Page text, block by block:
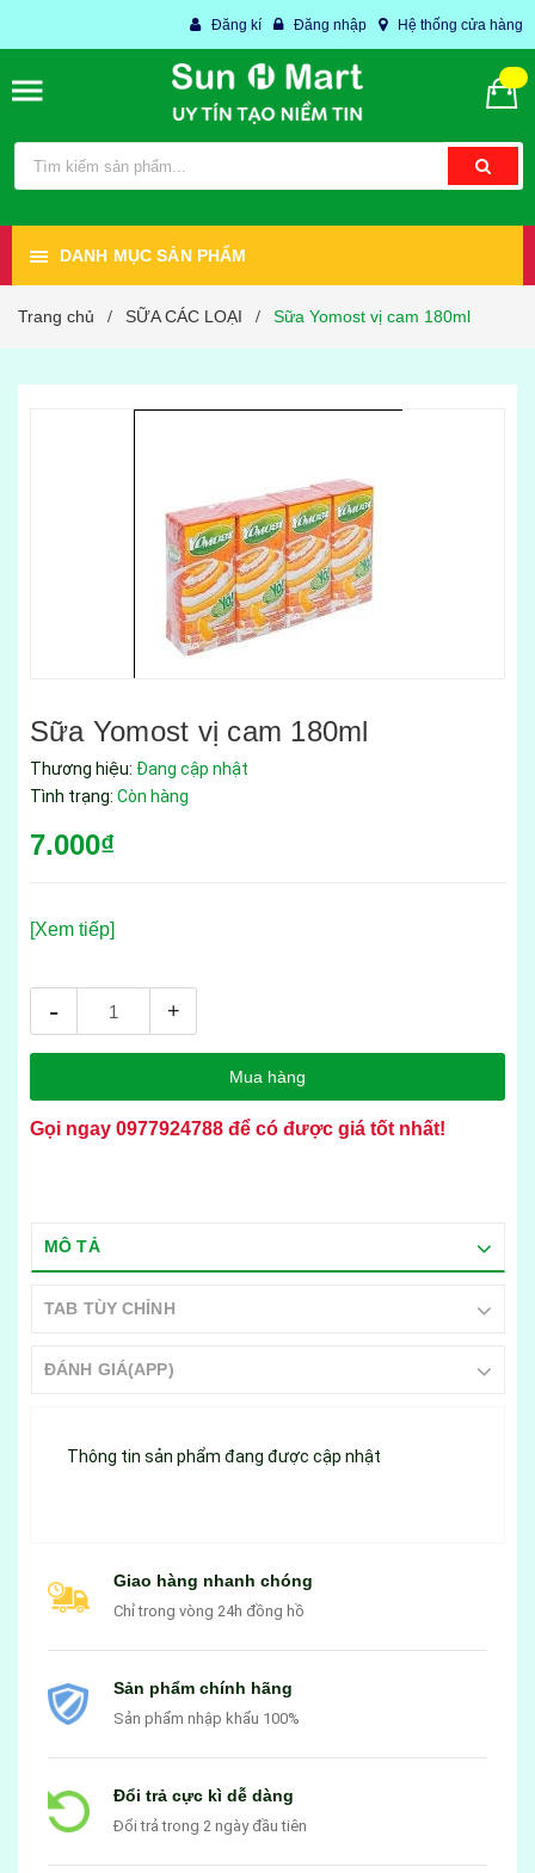
Đăng kí Đăng nhập Hệ thống cửa hàng
DANH MỤC SẢN PHẨM
Trang chủ / SỮA CÁC LOẠI / Sữa Yomost vị cam 180ml
Sữa Yomost vị cam 180ml
Thương hiệu: Đang cập nhật
Tình trạng: Còn hàng
7.000₫
[Xem tiếp]
- +
Mua hàng
Gọi ngay 0977924788 để có được giá tốt nhất!
MÔ TẢ
TAB TÙY CHỈNH
ĐÁNH GIÁ(APP)
Thông tin sản phẩm đang được cập nhật
Giao hàng nhanh chóng
Chỉ trong vòng 24h đồng hồ
Sản phẩm chính hãng
Sản phẩm nhập khẩu 100%
Đổi trả cực kì dễ dàng
Đổi trả trong 2 ngày đầu tiên